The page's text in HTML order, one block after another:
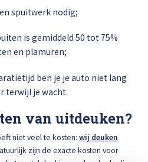
spuitwerk nodig;
is gemiddeld 50 tot 75%
en plamuren;
ben je je auto niet lang
terwijl je wacht.
van uitdeuken?
niet veel te kosten:wij deuken
zijn de exacte kosten voor